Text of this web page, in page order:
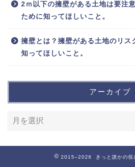
2ｍ以下の擁壁がある土地は要注
ために知ってほしいこと。
擁壁とは？擁壁がある土地のリス
知ってほしいこと。
アーカイブ
2015–2026 きっと誰かの役